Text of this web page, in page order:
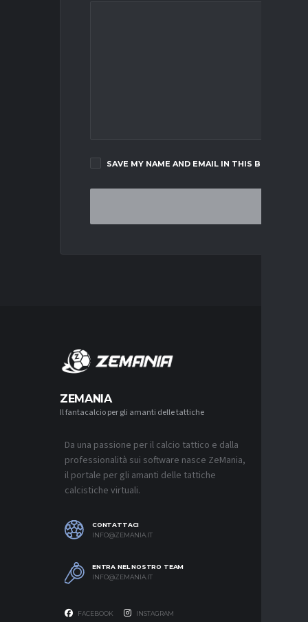
SAVE MY NAME AND EMAIL IN THIS BROWSER
ZEMANIA
Il fantacalcio per gli amanti delle tattiche
Da una passione per il calcio tattico e dalla
professionalità sui software nasce ZeMania,
il portale per gli amanti delle tattiche
calcistiche virtuali.
CONTATTACI
INFO@ZEMANIA.IT
ENTRA NEL NOSTRO TEAM
INFO@ZEMANIA.IT
FACEBOOK INSTAGRAM